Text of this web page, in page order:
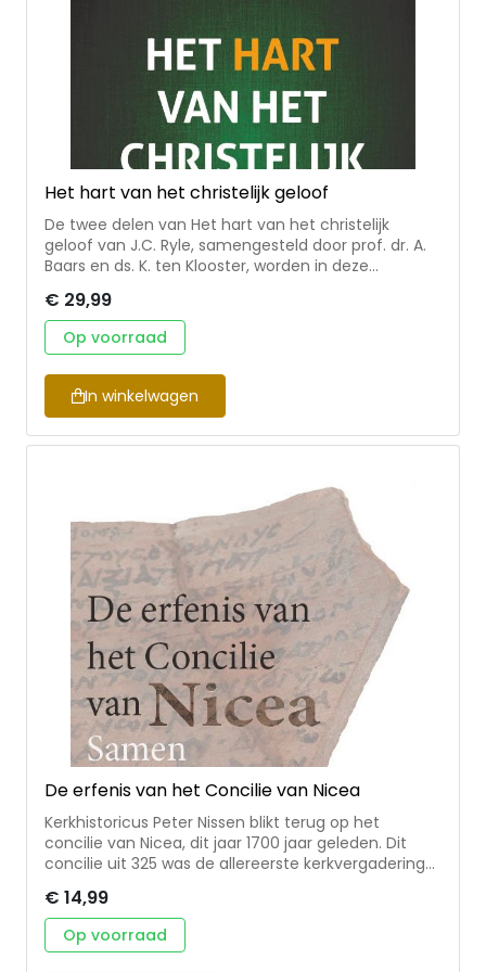
Het hart van het christelijk geloof
De twee delen van Het hart van het christelijk
geloof van J.C. Ryle, samengesteld door prof. dr. A.
Baars en ds. K. ten Klooster, worden in deze
wijsheid en in opmerkelijke eenvoud weet Ryle de
klassieke leerstukken van het christelijk geloof te
verwoorden. Thema’s van de hoofdstukken zijn
vergeving, genade, het kruis en de Heilige Geest. De
stijl van Ryle is direct en duidelijk en spreekt ook nu
nog aan.
€ 29,99
Op voorraad
In winkelwagen
De erfenis van het Concilie van Nicea
Kerkhistoricus Peter Nissen blikt terug op het
concilie van Nicea, dit jaar 1700 jaar geleden. Dit
concilie uit 325 was de allereerste kerkvergadering
kwamen. Zij zochten naar een besef van
verbondenheid en eenheid. De belijdenis die zij
vaststelden wordt nog altijd wereldwijd beaamd. •
€ 14,99
Op voorraad